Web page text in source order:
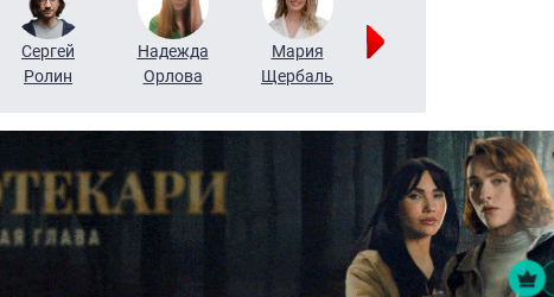
Сергей
Ролин
Надежда
Орлова
Мария
Щербаль